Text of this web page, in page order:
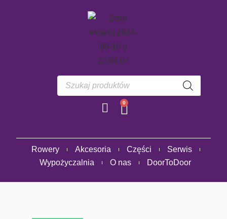
0
Rowery Akcesoria Części
Serwis
Wypożyczalnia
O nas DoorToDoor